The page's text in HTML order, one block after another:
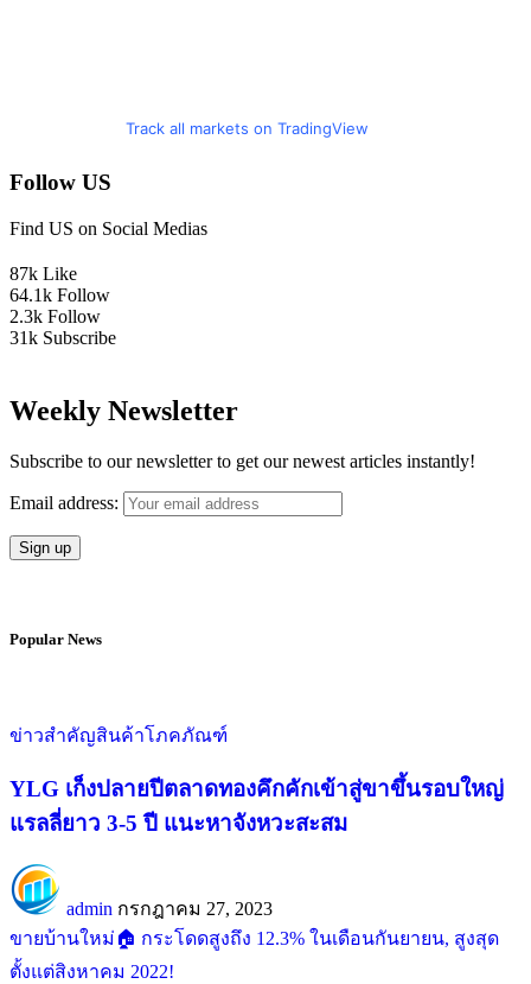
Track all markets on TradingView
Follow US
Find US on Social Medias
87k Like
64.1k Follow
2.3k Follow
31k Subscribe
Weekly Newsletter
Subscribe to our newsletter to get our newest articles instantly!
Email address:
Popular News
ข่าวสำคัญสินค้าโภคภัณฑ์
YLG เก็งปลายปีตลาดทองคึกคักเข้าสู่ขาขึ้นรอบใหญ่
แรลลี่ยาว 3-5 ปี แนะหาจังหวะสะสม
admin กรกฎาคม 27, 2023
ขายบ้านใหม่🏠 กระโดดสูงถึง 12.3% ในเดือนกันยายน, สูงสุด
ตั้งแต่สิงหาคม 2022!